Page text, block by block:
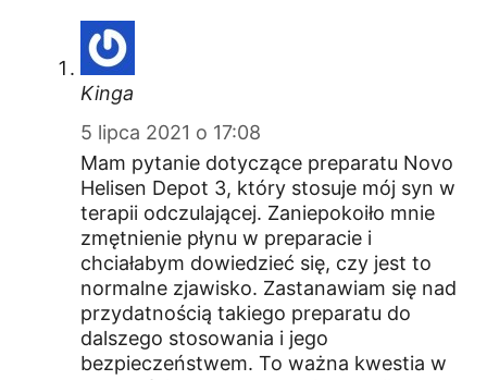
Kinga
5 lipca 2021 o 17:08
Mam pytanie dotyczące preparatu Novo
Helisen Depot 3, który stosuje mój syn w
terapii odczulającej. Zaniepokoiło mnie
zmętnienie płynu w preparacie i
chciałabym dowiedzieć się, czy jest to
normalne zjawisko. Zastanawiam się nad
przydatnością takiego preparatu do
dalszego stosowania i jego
bezpieczeństwem. To ważna kwestia w